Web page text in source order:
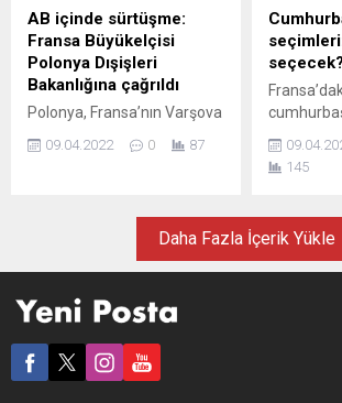
favori isimler arasında
gösterilen ve eski Fransa
Cumhurbaşkanı Nicolas
Sarkozy’nin partisi
Cumhuriyetçilerin (LR) adayı
Pecresse, açıklanan resmi
olmayan sonuçlara göre
beş yıllık
Dr. M.
da...
AB içinde sürtüşme:
Fransa Büyükelçisi
Polonya Dışişleri
Bakanlığına çağrıldı
Polonya, Fransa’nın Varşova
Büyükelçisi Frederic Billet’i,
Fransa Cumhurbaşkanı
Morawiecki hakkındaki
açıklamaları nedeniyle
Dışişleri Bakanlığına çağırdı.
Sözcüsü Łukasz Jasina,
Bakanı Zbigniew Rau’nun
kararıyla Fransa’nın Varşova
09.04.2022 0 87
seçecek?
yapılan
tura kalma
Macron ve
Le Pen.
145
Daha Fazla İçerik Yükle